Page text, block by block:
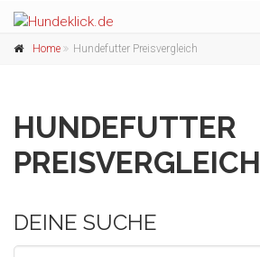
Home Hundefutter Preisvergleich
HUNDEFUTTER
PREISVERGLEICH
DEINE SUCHE